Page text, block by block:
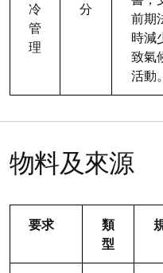
冷
管
理
分
前期
時減
致氣
活動。
物料及來源
要求
類
型